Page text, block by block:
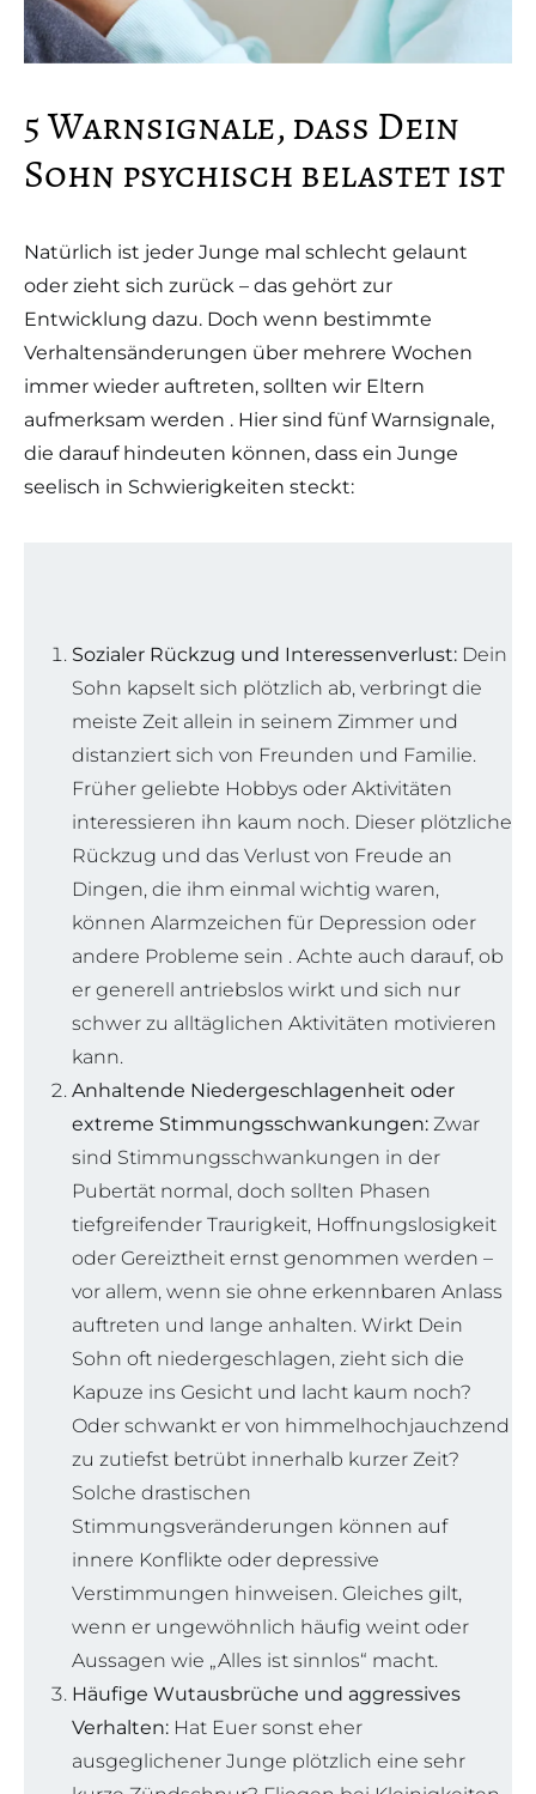
5 Warnsignale, dass Dein
Sohn psychisch belastet ist
Natürlich ist jeder Junge mal schlecht gelaunt
oder zieht sich zurück – das gehört zur
Entwicklung dazu. Doch wenn bestimmte
Verhaltensänderungen über mehrere Wochen
immer wieder auftreten, sollten wir Eltern
aufmerksam werden . Hier sind fünf Warnsignale,
die darauf hindeuten können, dass ein Junge
seelisch in Schwierigkeiten steckt:
Sozialer Rückzug und Interessenverlust: Dein
Sohn kapselt sich plötzlich ab, verbringt die
meiste Zeit allein in seinem Zimmer und
distanziert sich von Freunden und Familie.
Früher geliebte Hobbys oder Aktivitäten
interessieren ihn kaum noch. Dieser plötzliche
Rückzug und das Verlust von Freude an
Dingen, die ihm einmal wichtig waren,
können Alarmzeichen für Depression oder
andere Probleme sein . Achte auch darauf, ob
er generell antriebslos wirkt und sich nur
schwer zu alltäglichen Aktivitäten motivieren
kann.
Anhaltende Niedergeschlagenheit oder
extreme Stimmungsschwankungen: Zwar
sind Stimmungsschwankungen in der
Pubertät normal, doch sollten Phasen
tiefgreifender Traurigkeit, Hoffnungslosigkeit
oder Gereiztheit ernst genommen werden –
vor allem, wenn sie ohne erkennbaren Anlass
auftreten und lange anhalten. Wirkt Dein
Sohn oft niedergeschlagen, zieht sich die
Kapuze ins Gesicht und lacht kaum noch?
Oder schwankt er von himmelhochjauchzend
zu zutiefst betrübt innerhalb kurzer Zeit?
Solche drastischen
Stimmungsveränderungen können auf
innere Konflikte oder depressive
Verstimmungen hinweisen. Gleiches gilt,
wenn er ungewöhnlich häufig weint oder
Aussagen wie „Alles ist sinnlos“ macht.
Häufige Wutausbrüche und aggressives
Verhalten: Hat Euer sonst eher
ausgeglichener Junge plötzlich eine sehr